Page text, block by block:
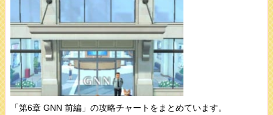
「第6章 GNN 前編」の攻略チャートをまとめています。